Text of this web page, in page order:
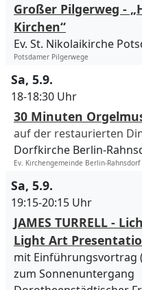
Großer Pilgerweg -
Kirchen“
Ev. St. Nikolaikirche
Potsdamer Pilgerwege
Sa, 5.9.
18-18:30 Uhr
30 Minuten
auf der restaurierten
Dorfkirche Berlin-
Ev. Kirchengemeinde Berlin-Rahnsdorf
Sa, 5.9.
19:15-20:15 Uhr
JAMES TURRELL -
Light Art
mit Einführungsvortrag
zum Sonnenuntergang